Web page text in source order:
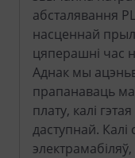
абсталявання
насценнай
цяперашні час
Аднак мы
прапанаваць
плату, калі
даступнай. Калі